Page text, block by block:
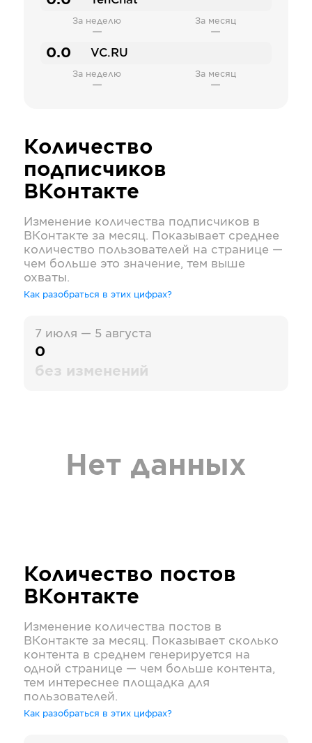
За неделю
—
За месяц
—
0.0 VC.RU
За неделю
—
За месяц
—
Количество
подписчиков
ВКонтакте
Изменение количества подписчиков в
ВКонтакте за месяц. Показывает среднее
количество пользователей на странице —
чем больше это значение, тем выше
охваты.
Как разобраться в этих цифрах?
7 июля — 5 августа
0
без изменений
Нет данных
Количество постов
ВКонтакте
Изменение количества постов в
ВКонтакте за месяц. Показывает сколько
контента в среднем генерируется на
одной странице — чем больше контента,
тем интереснее площадка для
пользователей.
Как разобраться в этих цифрах?